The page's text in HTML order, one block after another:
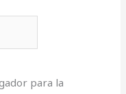
para la